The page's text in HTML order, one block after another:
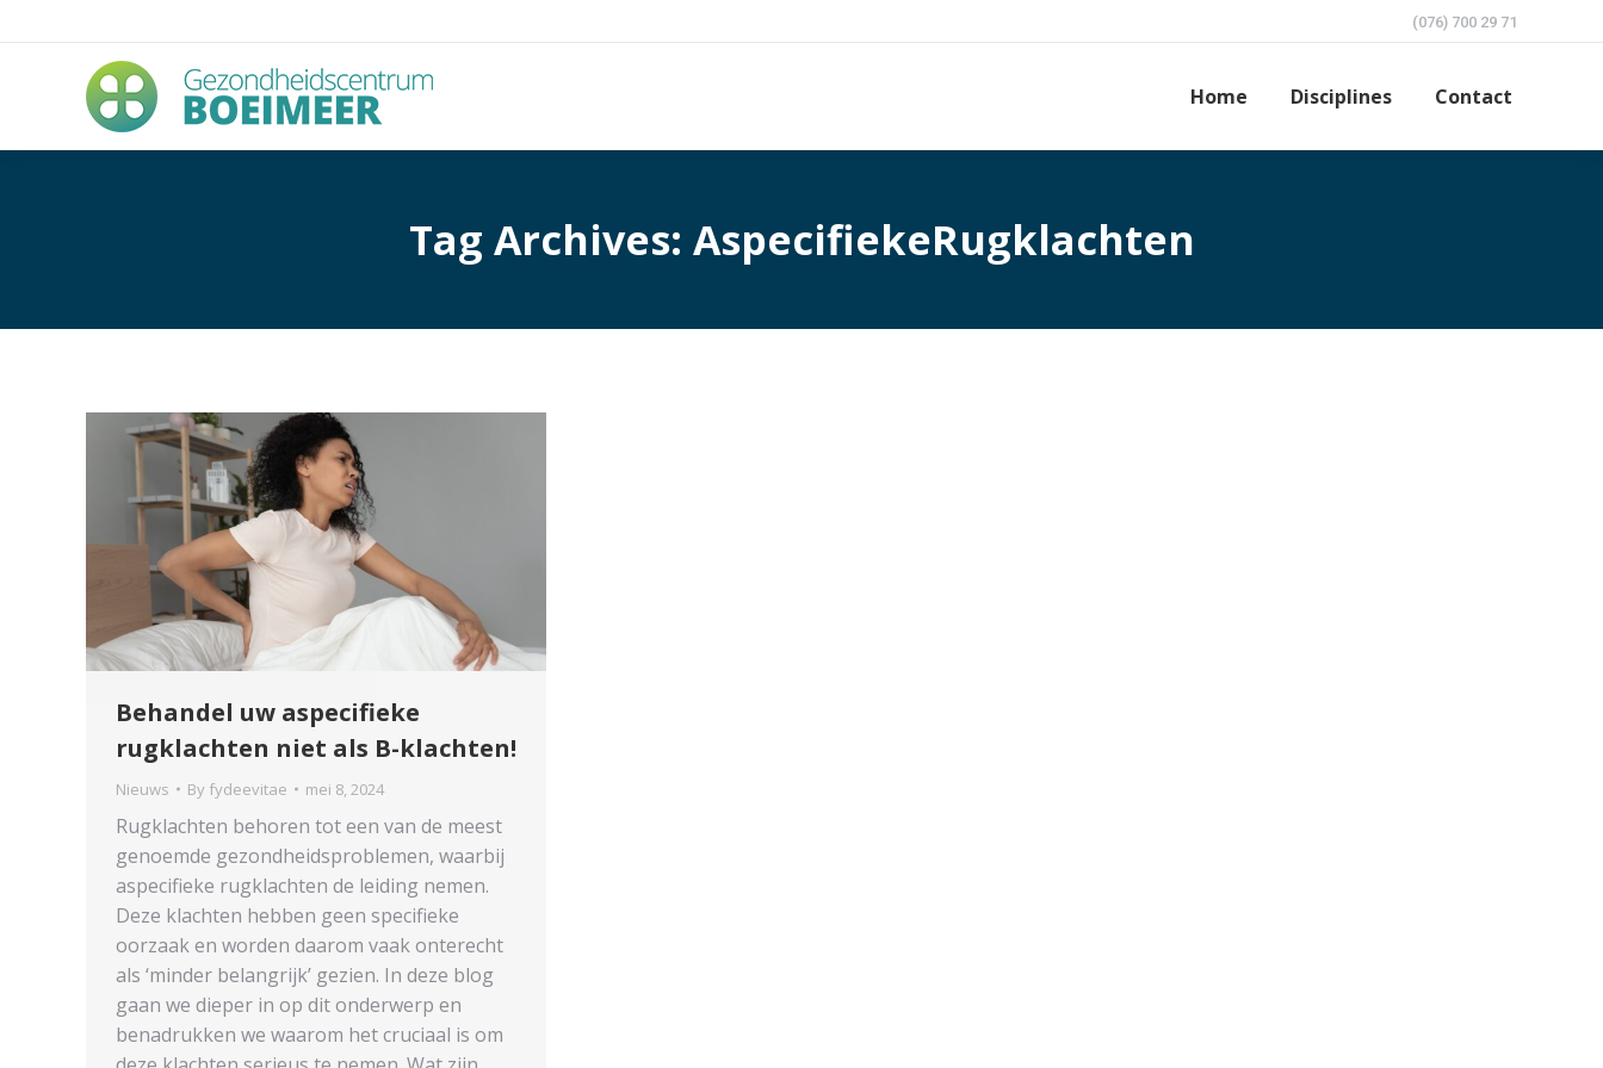
(076) 700 29 71
Home Disciplines Contact
Tag Archives: AspecifiekeRugklachten
Behandel uw aspecifieke
rugklachten niet als B-klachten!
Nieuws By fydeevitae mei 8, 2024
Rugklachten behoren tot een van de meest
genoemde gezondheidsproblemen, waarbij
aspecifieke rugklachten de leiding nemen.
Deze klachten hebben geen specifieke
oorzaak en worden daarom vaak onterecht
als ‘minder belangrijk’ gezien. In deze blog
gaan we dieper in op dit onderwerp en
benadrukken we waarom het cruciaal is om